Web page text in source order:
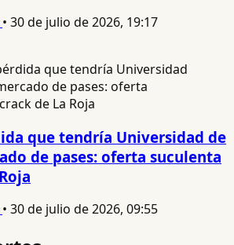
• 30 de julio de 2026, 19:17
que tendría Universidad de
de pases: oferta suculenta
• 30 de julio de 2026, 09:55